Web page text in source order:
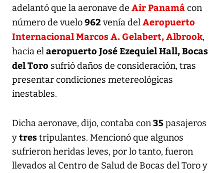
adelantó que la aeronave de Air Panamácon
número de vuelo962 venía delAeropuerto
Internacional Marcos A. Gelabert, Albrook,
hacia elaeropuerto José Ezequiel Hall, Bocas
del Toro sufrió daños de consideración, tras
presentar condiciones metereológicas
inestables.
Dicha aeronave, dijo, contaba con35pasajeros
ytrestripulantes. Mencionó que algunos
sufrieron heridas leves, por lo tanto, fueron
llevados al Centro de Salud de Bocas del Toro y